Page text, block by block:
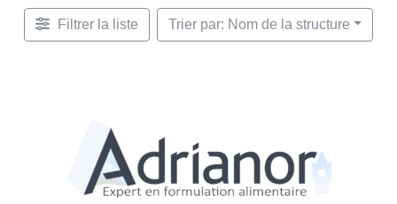
Filtrer la liste Trier par: Nom de la structure